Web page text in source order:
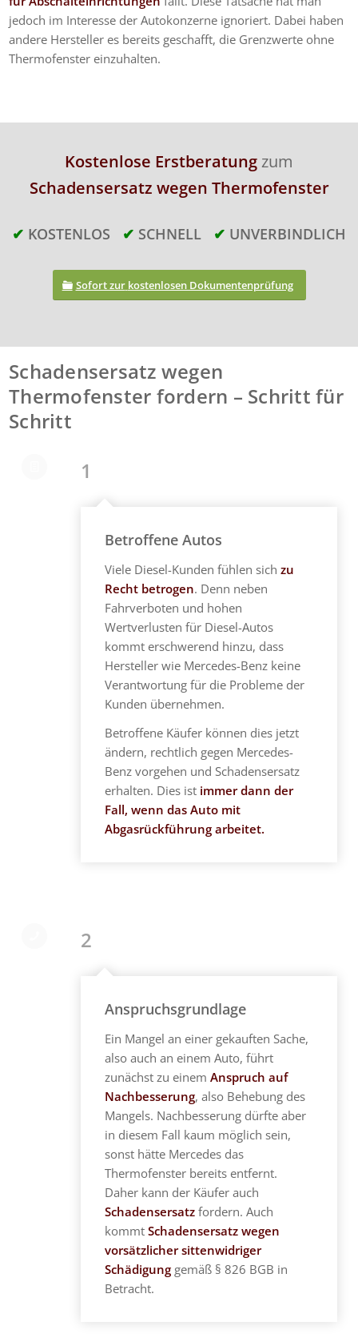
jedoch im Interesse der Autokonzerne ignoriert. Dabei haben
andere Hersteller es bereits geschafft, die Grenzwerte ohne
Thermofenster einzuhalten.
Kostenlose Erstberatungzum
Schadensersatz wegen Thermofenster
✔ KOSTENLOS ✔ SCHNELL ✔ UNVERBINDLICH
Sofort zur kostenlosen Dokumentenprüfung
Schadensersatz wegen
Thermofenster fordern – Schritt für
Schritt
1
Betroffene Autos
Viele Diesel-Kunden fühlen sichzu
Recht betrogen. Denn neben
Fahrverboten und hohen
Wertverlusten für Diesel-Autos
kommt erschwerend hinzu, dass
Hersteller wie Mercedes-Benz keine
Verantwortung für die Probleme der
Kunden übernehmen.
Betroffene Käufer können dies jetzt
ändern, rechtlich gegen Mercedes-
Benz vorgehen und Schadensersatz
erhalten. Dies ist immer dann der
Fall, wenn das Auto mit
Abgasrückführung arbeitet.
2
Anspruchsgrundlage
Ein Mangel an einer gekauften Sache,
also auch an einem Auto, führt
zunächst zu einemAnspruch auf
Nachbesserung, also Behebung des
Mangels. Nachbesserung dürfte aber
in diesem Fall kaum möglich sein,
sonst hätte Mercedes das
Thermofenster bereits entfernt.
Daher kann der Käufer auch
Schadensersatz fordern. Auch
kommtSchadensersatz wegen
vorsätzlicher sittenwidriger
Schädigung gemäß § 826 BGB in
Betracht.